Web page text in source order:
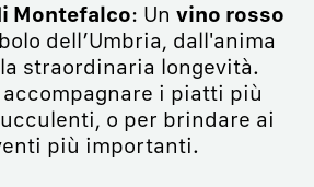
Montefalco: Un vino rosso
dell’Umbria, dall'anima
straordinaria longevità.
i piatti più
o per brindare ai
più importanti.